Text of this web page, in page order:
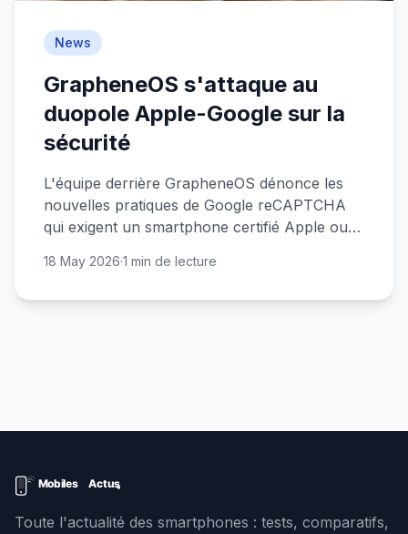
News
GrapheneOS s'attaque au
duopole Apple-Google sur la
sécurité
L'équipe derrière GrapheneOS dénonce les
nouvelles pratiques de Google reCAPTCHA
qui exigent un smartphone certifié Apple ou
numérique.
18 May 2026·1 min de lecture
Toute l'actualité des smartphones : tests, comparatifs,